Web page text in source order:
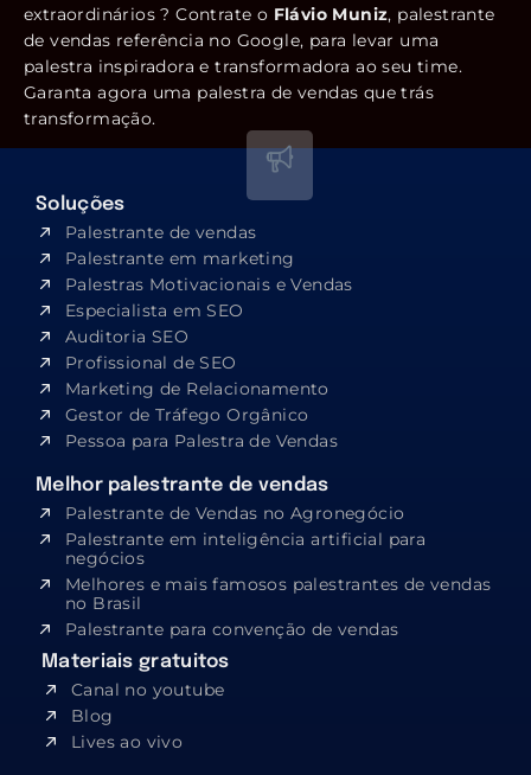
extraordinários ? Contrate o Flávio Muniz, palestrante
de vendas referência no Google, para levar uma
palestra inspiradora e transformadora ao seu time.
Garanta agora uma palestra de vendas que trás
transformação.
Soluções
Palestrante de vendas
Palestrante em marketing
Palestras Motivacionais e Vendas
Especialista em SEO​
Auditoria SEO
Profissional de SEO
Marketing de Relacionamento
Gestor de Tráfego Orgânico
Pessoa para Palestra de Vendas
Melhor palestrante de vendas
Palestrante de Vendas no Agronegócio
Palestrante em inteligência artificial para
negócios
Melhores e mais famosos palestrantes de vendas
no Brasil
Palestrante para convenção de vendas
Materiais gratuitos
Canal no youtube
Blog
Lives ao vivo